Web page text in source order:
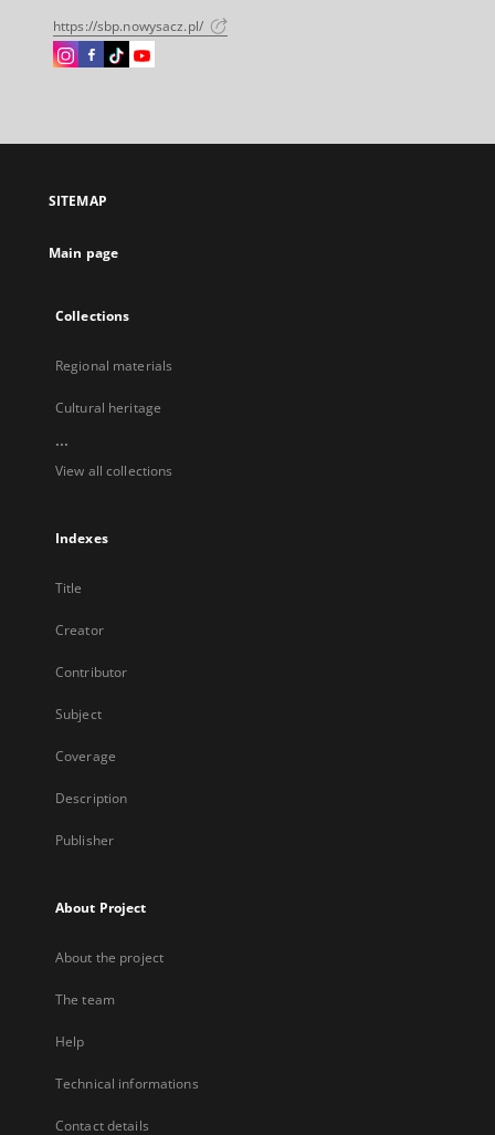
https://sbp.nowysacz.pl/
Instagram
open
new
Facebook
open
new
Instagram
open
new
Instagram
open
SITEMAP
Main page
Collections
Regional materials
Cultural heritage
...
View all collections
Indexes
Title
Creator
Contributor
Subject
Coverage
Description
Publisher
About Project
About the project
The team
Help
Technical informations
Contact details